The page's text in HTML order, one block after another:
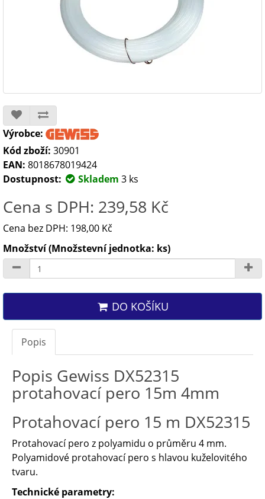
Výrobce:
Kód zboží: 30901
EAN: 8018678019424
Dostupnost:
Skladem 3 ks
Cena s DPH: 239,58 Kč
Cena bez DPH: 198,00 Kč
Množství (Množstevní jednotka: ks)
DO KOŠÍKU
Popis
Popis Gewiss DX52315
protahovací pero 15m 4mm
Protahovací pero 15 m DX52315
Protahovací pero z polyamidu o průměru 4 mm.
Polyamidové protahovací pero s hlavou kuželovitého
tvaru.
Technické parametry: